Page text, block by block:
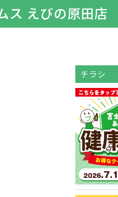
ス えびの原田店
チラシ